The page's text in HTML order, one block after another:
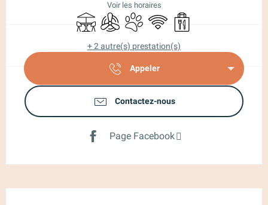
Voir les horaires
TerrasseAir conditionné
Animaux acceptés
WiFi Vente à emporter
+ 2 autre(s) prestation(s)
Appeler
Contactez-nous
Page Facebook